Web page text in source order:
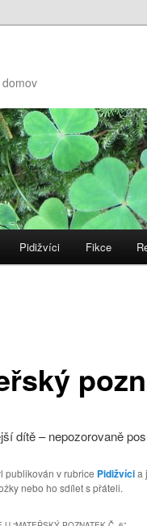
Pidižvíci Fikce
dítě – nepozorovaně
publikován v rubrice Pidižvícia
nebo ho sdílet s přáteli.